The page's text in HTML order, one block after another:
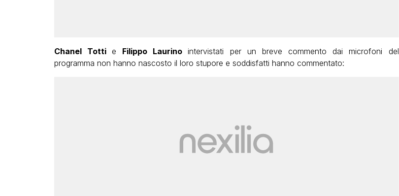
Chanel Totti e Filippo Laurinointervistati per un breve commento dai microfoni del
programma non hanno nascosto il loro stupore e soddisfatti hanno commentato: